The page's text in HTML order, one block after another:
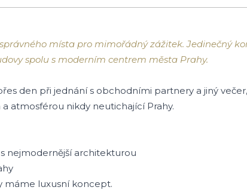
místa pro mimořádný zážitek. Jedinečný
spolu s moderním centrem města Prahy.
den při jednání s obchodními partnery a jiný
atmosférou nikdy neutichající Prahy.
nejmodernější architekturou
máme luxusní koncept.